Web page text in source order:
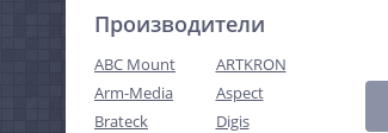
Производители
ABC Mount
ARTKRON
Arm-Media
Aspect
Brateck
Digis